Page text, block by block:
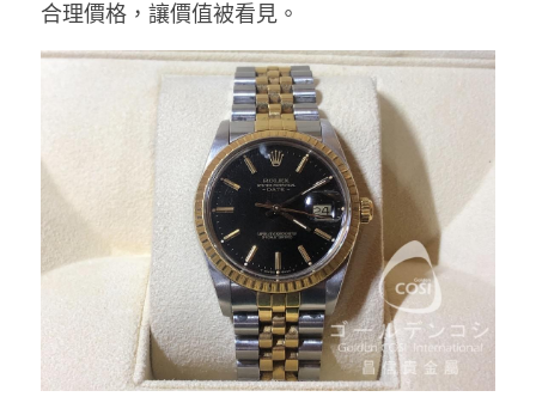
鑽石寶石收購
什麼是黃金條塊​
何為誠實標章
聯絡我們
GOOGLE地圖
合理價格，讓價值被看見。